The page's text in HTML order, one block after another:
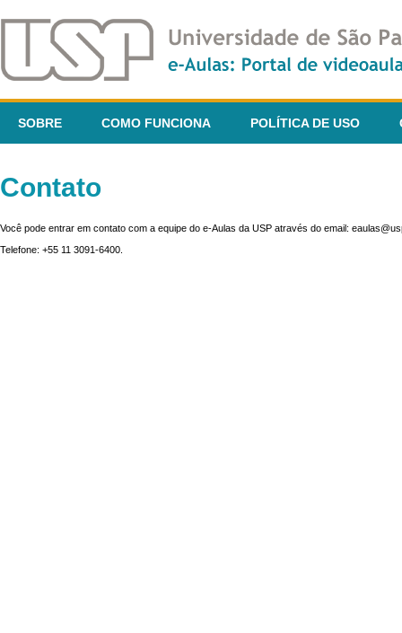
SOBRE COMO FUNCIONA POLÍTICA DE USO
Contato
Você pode entrar em contato com a equipe do e-Aulas da USP através do email:
Telefone: +55 11 3091-6400.